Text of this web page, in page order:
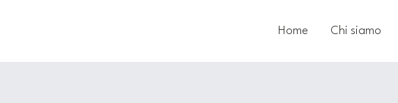
Home Chi siamo